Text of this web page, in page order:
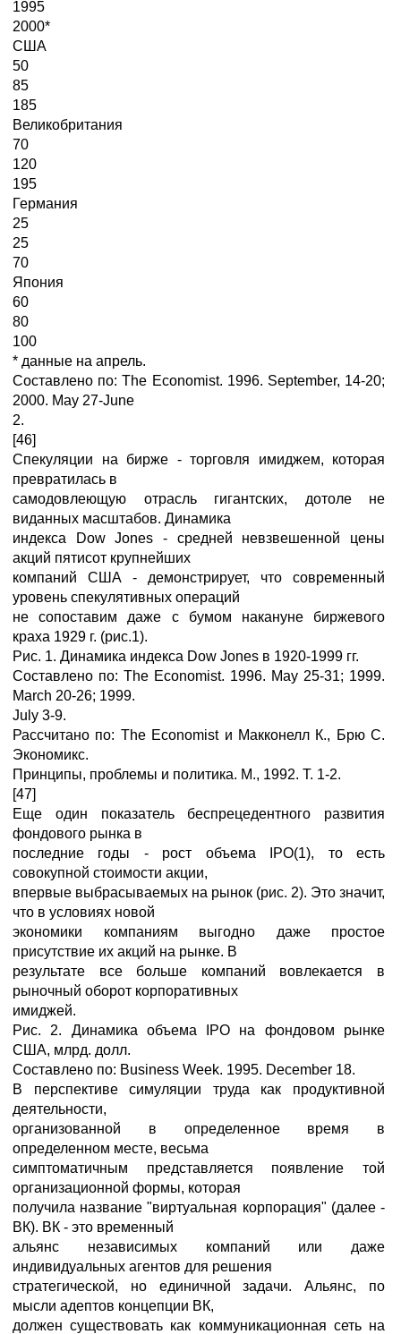
1995
2000*
США
50
85
185
Великобритания
70
120
195
Германия
25
25
70
Япония
60
80
100
* данные на апрель.
Составлено по: The Economist. 1996. September, 14-20;
2000. May 27-June
2.
[46]
Спекуляции на бирже - торговля имиджем, которая
превратилась в
самодовлеющую отрасль гигантских, дотоле не
виданных масштабов. Динамика
индекса Dow Jones - средней невзвешенной цены
акций пятисот крупнейших
компаний США - демонстрирует, что современный
уровень спекулятивных операций
не сопоставим даже с бумом накануне биржевого
краха 1929 г. (рис.1).
Рис. 1. Динамика индекса Dow Jones в 1920-1999 гг.
Составлено по: The Economist. 1996. May 25-31; 1999.
March 20-26; 1999.
July 3-9.
Рассчитано по: The Economist и Макконелл К., Брю С.
Экономикс.
Принципы, проблемы и политика. М., 1992. Т. 1-2.
[47]
Еще один показатель беспрецедентного развития
фондового рынка в
последние годы - рост объема IPO(1), то есть
совокупной стоимости акции,
впервые выбрасываемых на рынок (рис. 2). Это значит,
что в условиях новой
экономики компаниям выгодно даже простое
присутствие их акций на рынке. В
результате все больше компаний вовлекается в
рыночный оборот корпоративных
имиджей.
Рис. 2. Динамика объема IPO на фондовом рынке
США, млрд. долл.
Составлено по: Business Week. 1995. December 18.
В перспективе симуляции труда как продуктивной
деятельности,
организованной в определенное время в
определенном месте, весьма
симптоматичным представляется появление той
организационной формы, которая
получила название "виртуальная корпорация" (далее -
ВК). ВК - это временный
альянс независимых компаний или даже
индивидуальных агентов для решения
стратегической, но единичной задачи. Альянс, по
мысли адептов концепции ВК,
должен существовать как коммуникационная сеть на